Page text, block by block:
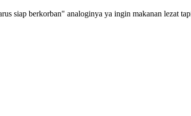
siap berkorban" analoginya ya ingin makanan lezat